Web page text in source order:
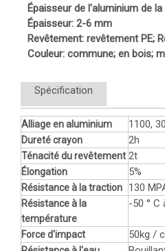
Épaisseur de l'aluminium de
Épaisseur: 2-6 mm
Revêtement: revêtement PE;
Couleur: commune; en bois;
Spécification
Alliage en aluminium 1100,
Dureté crayon 2h
Ténacité du revêtement 2t
Élongation 5%
Résistance à la traction 130
Résistance à la
température
-50 ° C
Force d'impact 50kg /